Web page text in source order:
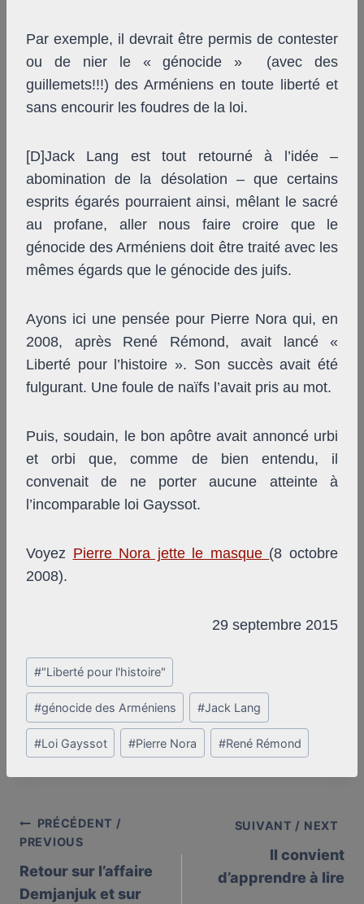
Par exemple, il devrait être permis de contester
ou de nier le « génocide » (avec des
guillemets!!!) des Arméniens en toute liberté et
sans encourir les foudres de la loi.
[D]Jack Lang est tout retourné à l’idée –
abomination de la désolation – que certains
esprits égarés pourraient ainsi, mêlant le sacré
au profane, aller nous faire croire que le
génocide des Arméniens doit être traité avec les
mêmes égards que le génocide des juifs.
Ayons ici une pensée pour Pierre Nora qui, en
2008, après René Rémond, avait lancé «
Liberté pour l’histoire ». Son succès avait été
fulgurant. Une foule de naïfs l’avait pris au mot.
Puis, soudain, le bon apôtre avait annoncé urbi
et orbi que, comme de bien entendu, il
convenait de ne porter aucune atteinte à
l’incomparable loi Gayssot.
Voyez Pierre Nora jette le masque (8 octobre
2008).
29 septembre 2015
Post
Tags:
#"Liberté pour l'histoire"
#génocide des Arméniens #Jack Lang
#Loi Gayssot #Pierre Nora #René Rémond
Post
navigation
PRÉCÉDENT /
PREVIOUS
Retour sur l’affaire
Demjanjuk et sur
SUIVANT / NEXT
Il convient
d’apprendre à lire